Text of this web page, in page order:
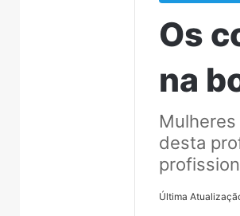
Os
na
desta
Última